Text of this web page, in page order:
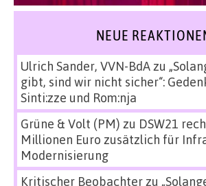
NEUE
Ulrich Sander, VVN-BdAzu
gibt, sind wir nicht sicher“:
Sinti:zze und Rom:nja
Grüne & Volt (PM) zu DSW21
Millionen Euro zusätzlich für
Modernisierung
Kritischer Beobachterzu